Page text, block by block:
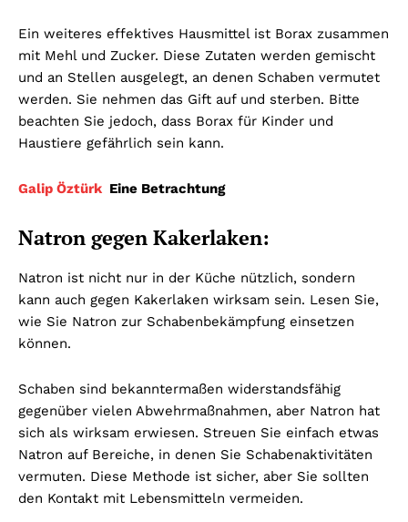
Ein weiteres effektives Hausmittel ist Borax zusammen
mit Mehl und Zucker. Diese Zutaten werden gemischt
und an Stellen ausgelegt, an denen Schaben vermutet
werden. Sie nehmen das Gift auf und sterben. Bitte
beachten Sie jedoch, dass Borax für Kinder und
Haustiere gefährlich sein kann.
Galip Öztürk Eine Betrachtung
Natron gegen Kakerlaken:
Natron ist nicht nur in der Küche nützlich, sondern
kann auch gegen Kakerlaken wirksam sein. Lesen Sie,
wie Sie Natron zur Schabenbekämpfung einsetzen
können.
Schaben sind bekanntermaßen widerstandsfähig
gegenüber vielen Abwehrmaßnahmen, aber Natron hat
sich als wirksam erwiesen. Streuen Sie einfach etwas
Natron auf Bereiche, in denen Sie Schabenaktivitäten
vermuten. Diese Methode ist sicher, aber Sie sollten
den Kontakt mit Lebensmitteln vermeiden.